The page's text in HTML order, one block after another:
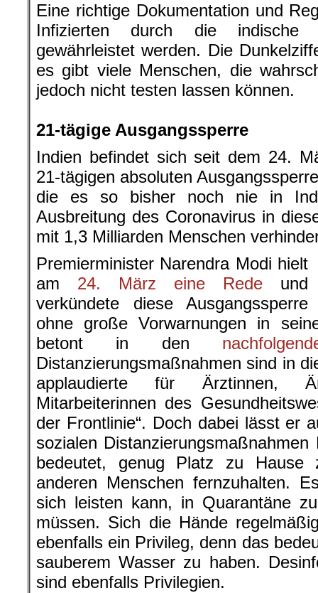
Eine richtige Dokumentation und
Infizierten durch die indische
gewährleistet werden. Die
es gibt viele Menschen, die
jedoch nicht testen lassen können.
21-tägige Ausgangssperre
Indien befindet sich seit dem 24.
21-tägigen absoluten
die es so bisher noch nie in
Ausbreitung des Coronavirus in
mit 1,3 Milliarden Menschen
Premierminister Narendra Modi hielt
am 24. März eine Rede und
verkündete diese Ausgangssperre
ohne große Vorwarnungen in
betont in den
Distanzierungsmaßnahmen sind in
applaudierte für Ärztinnen,
Mitarbeiterinnen des
der Frontlinie“. Doch dabei lässt er
sozialen
bedeutet, genug Platz zu
anderen Menschen fernzuhalten.
sich leisten kann, in Quarantäne
müssen. Sich die Hände
ebenfalls ein Privileg, denn das
sauberem Wasser zu haben.
sind ebenfalls Privilegien.